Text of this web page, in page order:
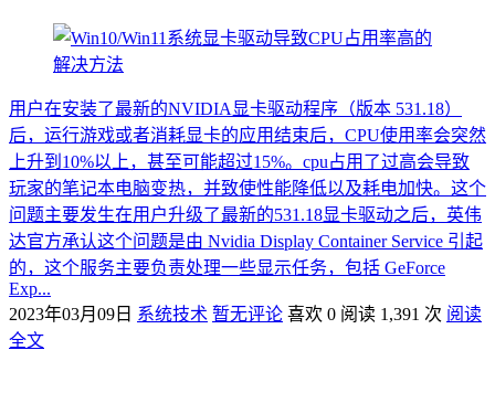
用户在安装了最新的NVIDIA显卡驱动程序（版本 531.18）
后，运行游戏或者消耗显卡的应用结束后，CPU使用率会突然
上升到10%以上，甚至可能超过15%。cpu占用了过高会导致
玩家的笔记本电脑变热，并致使性能降低以及耗电加快。这个
问题主要发生在用户升级了最新的531.18显卡驱动之后，英伟
达官方承认这个问题是由 Nvidia Display Container Service 引起
的，这个服务主要负责处理一些显示任务，包括 GeForce
Exp...
2023年03月09日 系统技术 暂无评论 喜欢 0 阅读 1,391 次 阅读
全文